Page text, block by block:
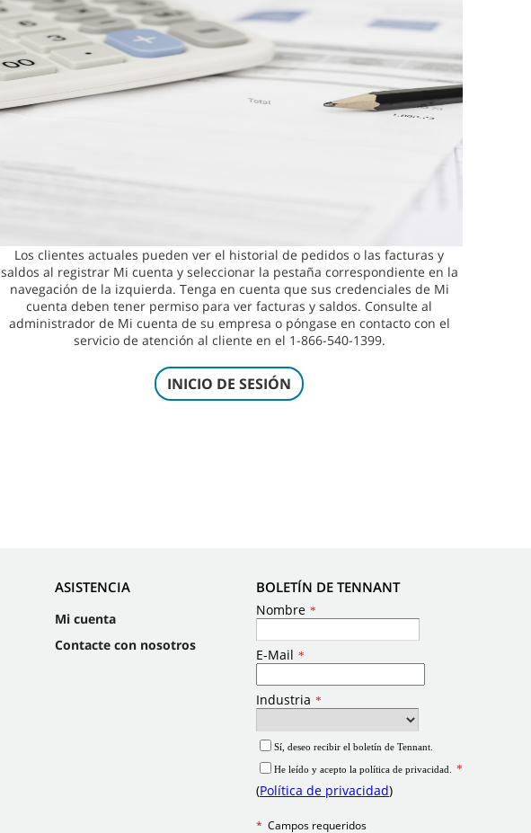
Los clientes actuales pueden ver el historial de pedidos o las facturas y
saldos al registrar Mi cuenta y seleccionar la pestaña correspondiente en la
navegación de la izquierda. Tenga en cuenta que sus credenciales de Mi
cuenta deben tener permiso para ver facturas y saldos. Consulte al
administrador de Mi cuenta de su empresa o póngase en contacto con el
servicio de atención al cliente en el 1-866-540-1399.
INICIO DE SESIÓN
ASISTENCIA
Mi cuenta
Contacte con nosotros
BOLETÍN DE TENNANT